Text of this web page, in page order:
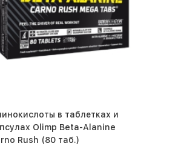
в таблетках и
Olimp Beta-Alanine
Carno Rush (80 таб.)